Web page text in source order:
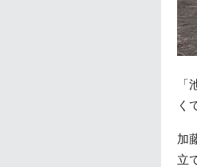
く
加
立